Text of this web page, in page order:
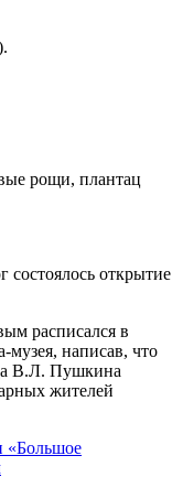
рощи, плантац
открытие
расписался в
музея, написав, что
В.Л. Пушкина
жителей
«Большое